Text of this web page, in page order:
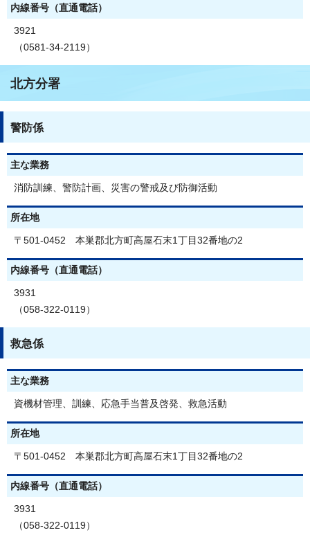
内線番号（直通電話）
3921
（0581-34-2119）
北方分署
警防係
主な業務
消防訓練、警防計画、災害の警戒及び防御活動
所在地
〒501-0452 本巣郡北方町高屋石末1丁目32番地の2
内線番号（直通電話）
3931
（058-322-0119）
救急係
主な業務
資機材管理、訓練、応急手当普及啓発、救急活動
所在地
〒501-0452 本巣郡北方町高屋石末1丁目32番地の2
内線番号（直通電話）
3931
（058-322-0119）